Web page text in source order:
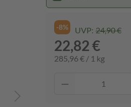
-8% UVP: 24,90 €
22,82 €
285,96 € / 1 kg